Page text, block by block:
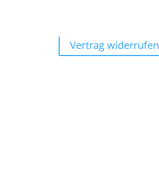
Vertrag widerrufen